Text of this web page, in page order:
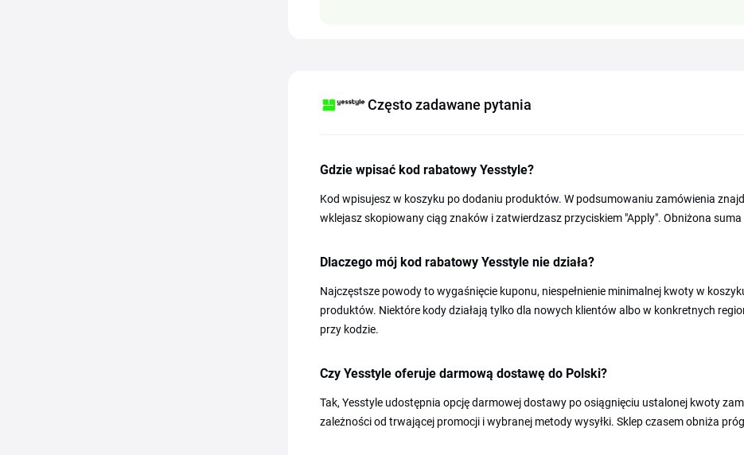
Często zadawane pytania
Gdzie wpisać kod rabatowy Yesstyle?
Kod wpisujesz w koszyku po dodaniu produktów. W podsumowaniu zamówienia
wklejasz skopiowany ciąg znaków i zatwierdzasz przyciskiem "Apply". Obniżona
Dlaczego mój kod rabatowy Yesstyle nie działa?
Najczęstsze powody to wygaśnięcie kuponu, niespełnienie minimalnej kwoty w
produktów. Niektóre kody działają tylko dla nowych klientów albo w konkretnych
przy kodzie.
Czy Yesstyle oferuje darmową dostawę do Polski?
Tak, Yesstyle udostępnia opcję darmowej dostawy po osiągnięciu ustalonej kwoty
zależności od trwającej promocji i wybranej metody wysyłki. Sklep czasem obniża